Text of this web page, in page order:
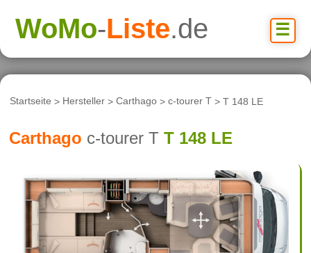
☰
WoMo-Liste.de
Startseite > Hersteller >Carthago >c-tourer T > T 148 LE
Carthago c-tourer T T 148 LE